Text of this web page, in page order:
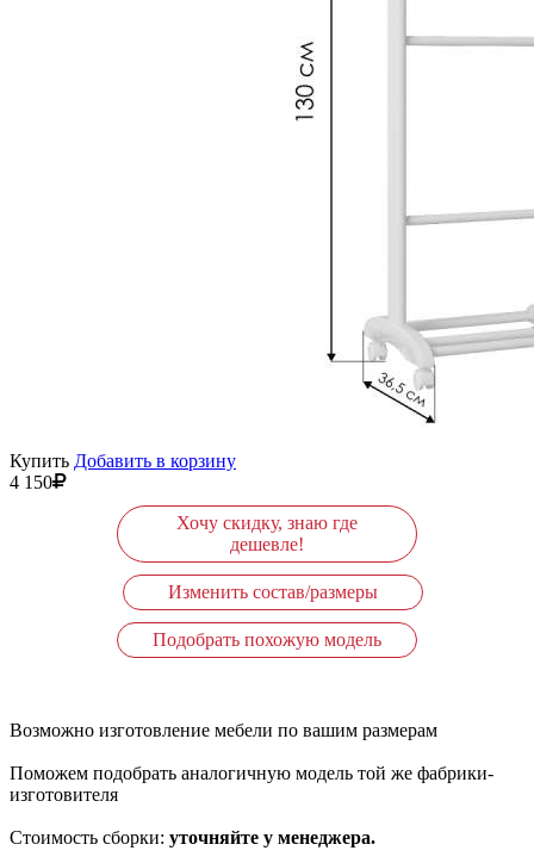
Купить Добавить в корзину
4 150
Хочу скидку, знаю где
дешевле!
Изменить состав/размеры
Подобрать похожую модель
Возможно изготовление мебели по вашим размерам
Поможем подобрать аналогичную модель той же фабрики-
изготовителя
Стоимость сборки: уточняйте у менеджера.